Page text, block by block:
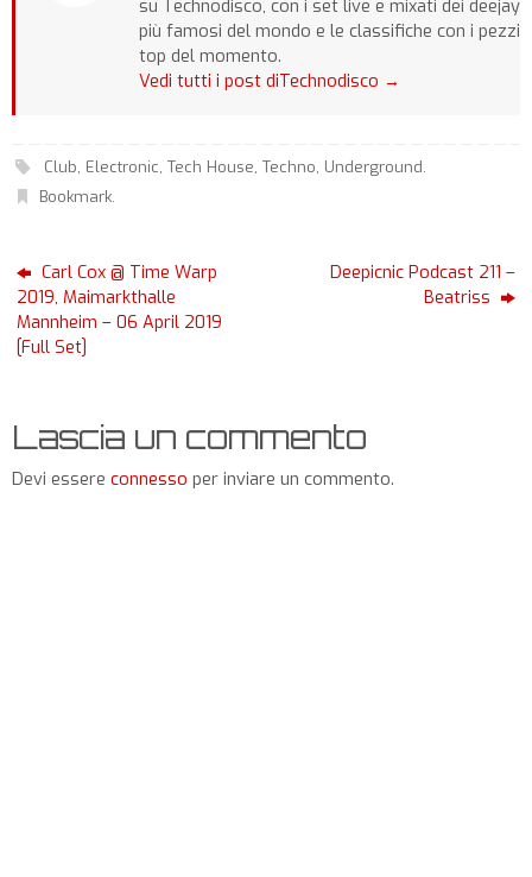
su Technodisco, con i set live e mixati dei deejay
più famosi del mondo e le classifiche con i pezzi
top del momento.
Vedi tutti i post diTechnodisco →
Club, Electronic, Tech House, Techno, Underground.
Bookmark.
Carl Cox @ Time Warp
2019, Maimarkthalle
Mannheim – 06 April 2019
[Full Set]
Deepicnic Podcast 211 –
Beatriss
Lascia un commento
Devi essere connesso per inviare un commento.